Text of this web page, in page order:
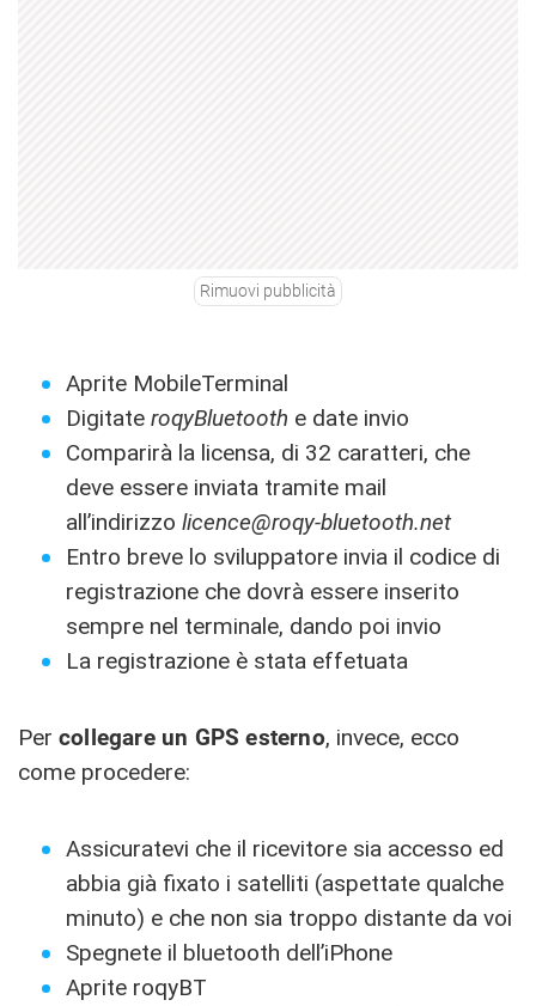
Rimuovi pubblicità
Aprite MobileTerminal
Digitate roqyBluetooth e date invio
Comparirà la licensa, di 32 caratteri, che
deve essere inviata tramite mail
all’indirizzo licence@roqy-bluetooth.net
Entro breve lo sviluppatore invia il codice di
registrazione che dovrà essere inserito
sempre nel terminale, dando poi invio
La registrazione è stata effetuata
Per collegare un GPS esterno, invece, ecco
come procedere:
Assicuratevi che il ricevitore sia accesso ed
abbia già fixato i satelliti (aspettate qualche
minuto) e che non sia troppo distante da voi
Spegnete il bluetooth dell’iPhone
Aprite roqyBT